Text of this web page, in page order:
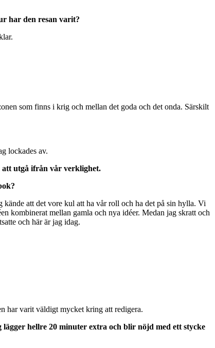
har den resan varit?
som finns i krig och mellan det goda och det onda. Särskilt
lockades av.
att utgå ifrån vår verklighet.
att det vore kul att ha vår roll och ha det på sin hylla. Vi
kombinerat mellan gamla och nya idéer. Medan jag skratt och
och här är jag idag.
har varit väldigt mycket kring att redigera.
hellre 20 minuter extra och blir nöjd med ett stycke